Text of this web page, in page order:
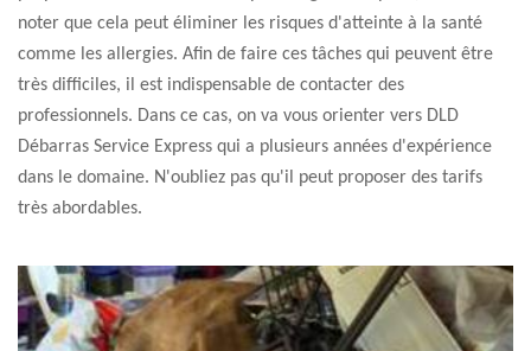
noter que cela peut éliminer les risques d'atteinte à la santé
comme les allergies. Afin de faire ces tâches qui peuvent être
très difficiles, il est indispensable de contacter des
professionnels. Dans ce cas, on va vous orienter vers DLD
Débarras Service Express qui a plusieurs années d'expérience
dans le domaine. N'oubliez pas qu'il peut proposer des tarifs
très abordables.